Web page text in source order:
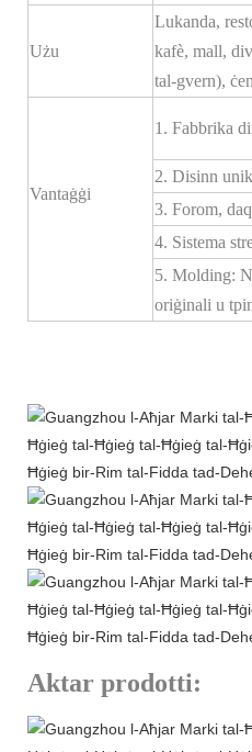
Użu
Lukanda,
kafè, mall,
tal-gvern),
Vantaġġi
1. Fabbrika
2. Disinn
3. Forom,
4. Sistema
5. Molding:
oriġinali u
Aktar prodotti: